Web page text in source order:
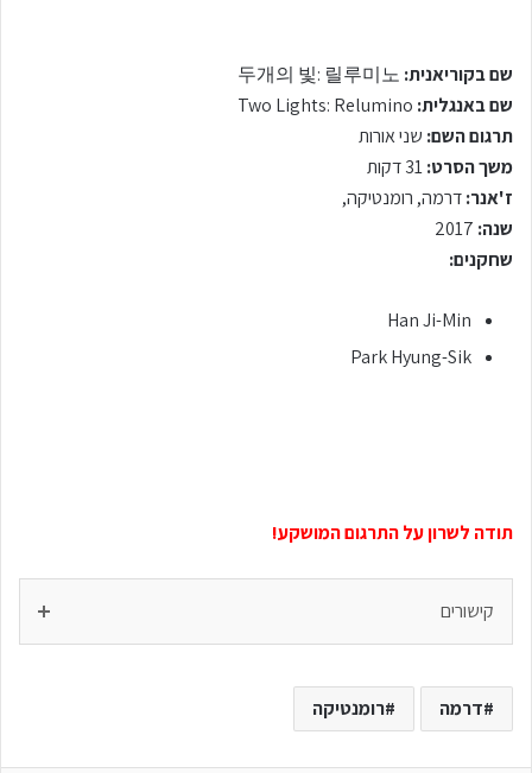
שם בקוריאנית:
שם באנגלית: Two Lights: Relumino
תרגום השם: שני אורות
משך הסרט:
ז'אנר:דרמה, רומנטיקה,
שנה:
שחקנים:
Han Ji-Min
Park Hyung-Sik
תודה לשרון על התרגום המושקע!
קישורים
דרמה רומנטיקה